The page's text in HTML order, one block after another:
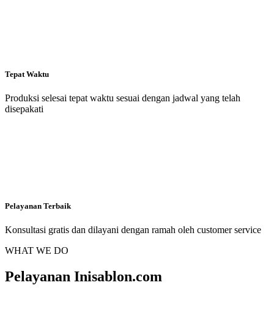
Tepat Waktu
Produksi selesai tepat waktu sesuai dengan jadwal yang telah
disepakati
Pelayanan Terbaik
Konsultasi gratis dan dilayani dengan ramah oleh customer service
WHAT WE DO
Pelayanan Inisablon.com